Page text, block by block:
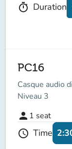
timer Duration
PC16
Casque audio
Niveau 3
person 1 seat
schedule Time